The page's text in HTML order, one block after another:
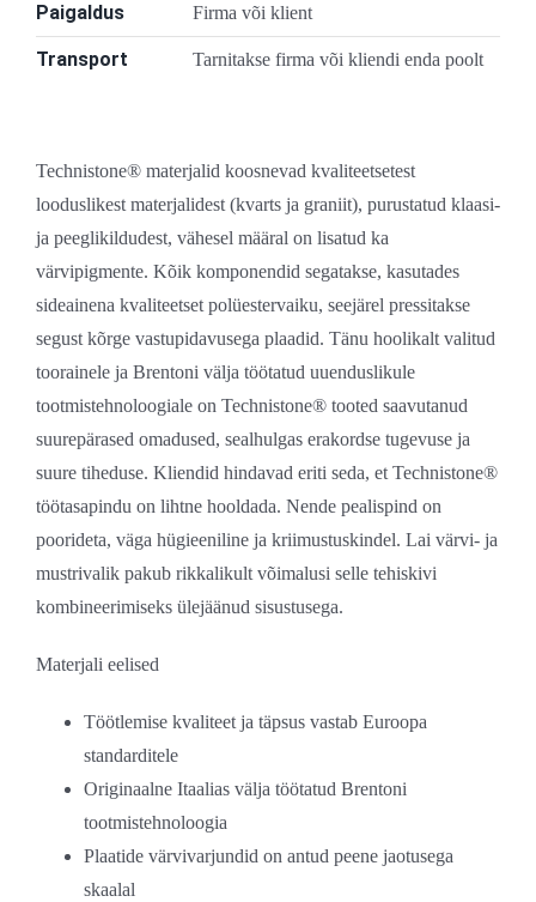
Paigaldus Firma või klient
Transport Tarnitakse firma või kliendi enda poolt
Technistone® materjalid koosnevad kvaliteetsetest
looduslikest materjalidest (kvarts ja graniit), purustatud klaasi-
ja peeglikildudest, vähesel määral on lisatud ka
värvipigmente. Kõik komponendid segatakse, kasutades
sideainena kvaliteetset polüestervaiku, seejärel pressitakse
segust kõrge vastupidavusega plaadid. Tänu hoolikalt valitud
toorainele ja Brentoni välja töötatud uuenduslikule
tootmistehnoloogiale on Technistone® tooted saavutanud
suurepärased omadused, sealhulgas erakordse tugevuse ja
suure tiheduse. Kliendid hindavad eriti seda, et Technistone®
töötasapindu on lihtne hooldada. Nende pealispind on
poorideta, väga hügieeniline ja kriimustuskindel. Lai värvi- ja
mustrivalik pakub rikkalikult võimalusi selle tehiskivi
kombineerimiseks ülejäänud sisustusega.
Materjali eelised
Töötlemise kvaliteet ja täpsus vastab Euroopa
standarditele
Originaalne Itaalias välja töötatud Brentoni
tootmistehnoloogia
Plaatide värvivarjundid on antud peene jaotusega
skaalal